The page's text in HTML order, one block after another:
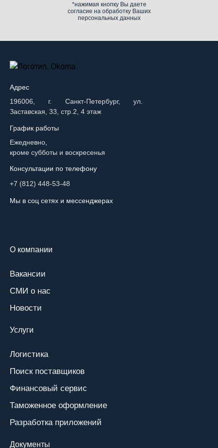
*нажимая кнопку Вы даете
согласие на обработку Ваших
персональных данных
Адрес
196006, г. Санкт-Петербург, ул.
Заставская, 33, стр.2, 4 этаж
График работы
Ежедневно,
кроме субботы и воскресенья
Консультации по телефону
+7 (812) 448-53-48
Мы в соц сетях и мессенджерах
Услуги
Логистика
Поиск поставщиков
Финансовый сервис
Таможенное оформление
Разработка приложений
О компании
Вакансии
СМИ о нас
Новости
Документы